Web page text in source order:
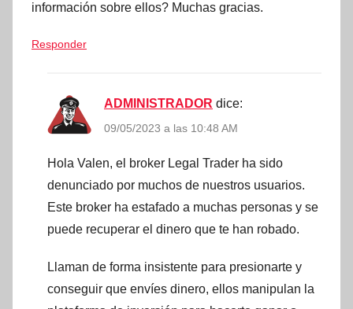
información sobre ellos? Muchas gracias.
Responder
ADMINISTRADOR dice:
09/05/2023 a las 10:48 AM
Hola Valen, el broker Legal Trader ha sido
denunciado por muchos de nuestros usuarios.
Este broker ha estafado a muchas personas y se
puede recuperar el dinero que te han robado.
Llaman de forma insistente para presionarte y
conseguir que envíes dinero, ellos manipulan la